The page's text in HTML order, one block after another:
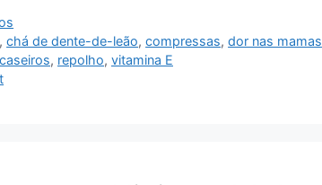
,chá de dente-de-leão,compressas,dor nas mamas
, repolho, vitamina E